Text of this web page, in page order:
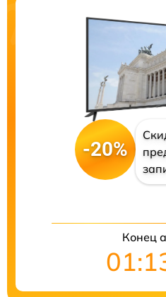
-20%
Конец